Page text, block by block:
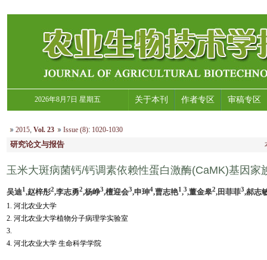
2026年8月7日 星期五 关于本刊 作者专区 审稿专区
2015, Vol. 23 Issue (8):1020-1030
研究论文与报告
玉米大斑病菌钙/钙调素依赖性蛋白激酶(CaMK)基因家
吴迪1,赵梓彤2,李志勇2,杨峥3,檀迎会3,申珅4,曹志艳1,3,董金皋2,田菲菲3,郝志
1. 河北农业大学
2. 河北农业大学植物分子病理学实验室
3.
4. 河北农业大学 生命科学学院